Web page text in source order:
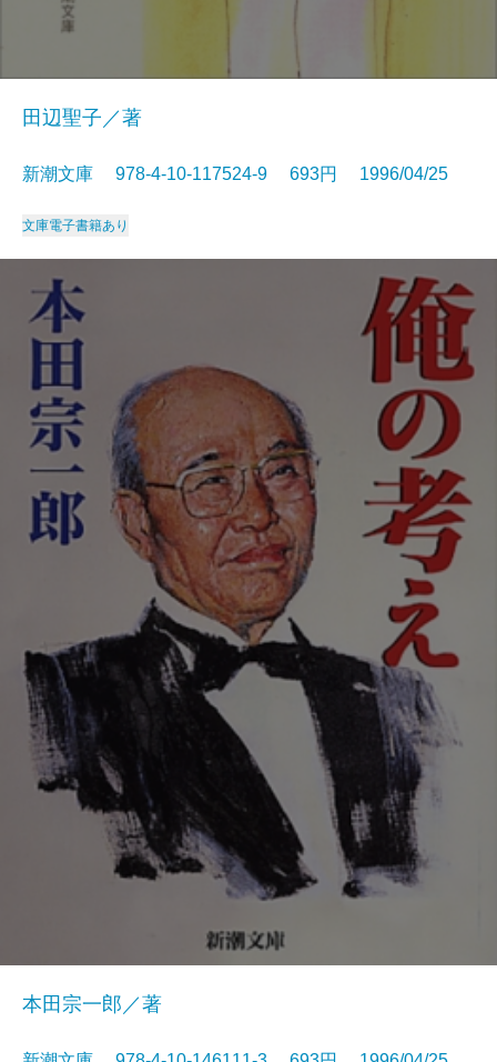
田辺聖子／著
新潮文庫 978-4-10-117524-9 693円 1996/04/25
文庫電子書籍あり
本田宗一郎／著